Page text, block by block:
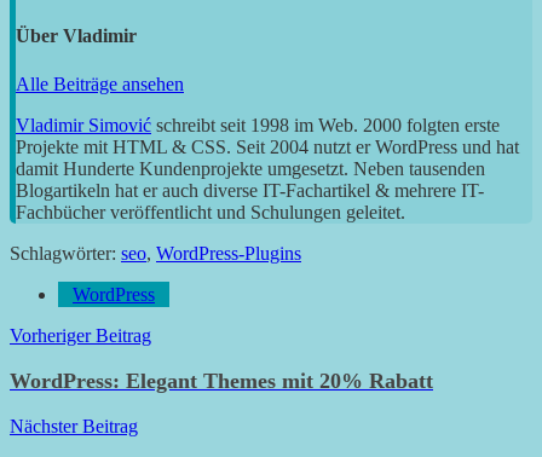
Über Vladimir
Alle Beiträge ansehen
Vladimir Simović schreibt seit 1998 im Web. 2000 folgten erste
Projekte mit HTML & CSS. Seit 2004 nutzt er WordPress und hat
damit Hunderte Kundenprojekte umgesetzt. Neben tausenden
Blogartikeln hat er auch diverse IT-Fachartikel & mehrere IT-
Fachbücher veröffentlicht und Schulungen geleitet.
Schlagwörter: seo, WordPress-Plugins
WordPress
Beitragsnavigation
Vorheriger Beitrag
WordPress: Elegant Themes mit 20% Rabatt
Nächster Beitrag